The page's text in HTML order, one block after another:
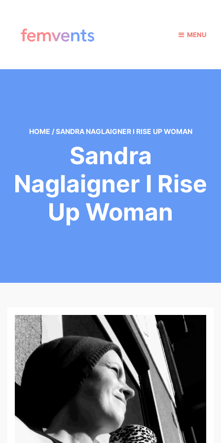
MENU
HOME / SANDRA NAGLAIGNER I RISE UP WOMAN
Sandra
Naglaigner I Rise
Up Woman